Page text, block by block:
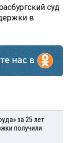
суд
в
за 25 лет
получили